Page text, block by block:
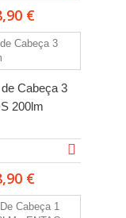
€
Cabeça 3
200lm
€